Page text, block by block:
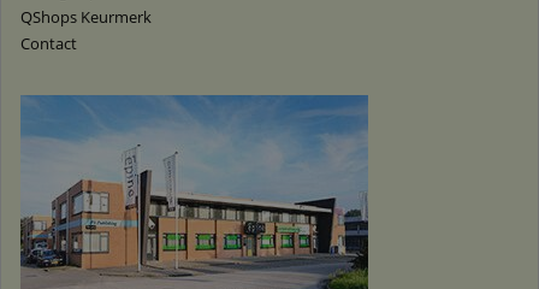
QShops Keurmerk
Contact